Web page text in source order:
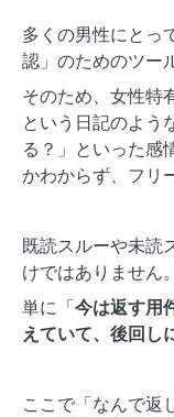
多くの男性にとっ
認」のためのツー
そのため、女性特
という日記のよう
る？」といった感
かわからず、フリ
既読スルーや未読
けではありません。
単に「今は返す用
えていて、後回し
ここで「なんで返